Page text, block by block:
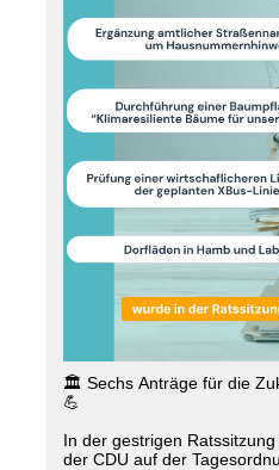
Ein erfolgreiches erstes
und wir freuen uns auf
Gemeinsam gestalten wir
#
Sonsbeck#CDU#Team
🏛️ Sechs Anträge für die
💪
In der gestrigen
der CDU auf der